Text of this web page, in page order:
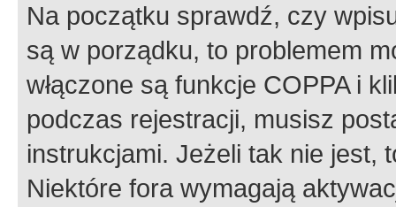
Na początku sprawdź, czy
są w porządku, to problemem
włączone są funkcje COPPA i
podczas rejestracji, musisz
instrukcjami. Jeżeli tak nie jest,
Niektóre fora wymagają